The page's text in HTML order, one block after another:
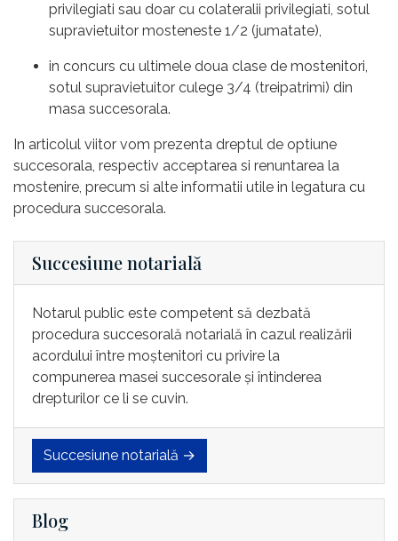
privilegiati sau doar cu colateralii privilegiati, sotul
supravietuitor mosteneste 1/2 (jumatate),
in concurs cu ultimele doua clase de mostenitori,
sotul supravietuitor culege 3/4 (treipatrimi) din
masa succesorala.
In articolul viitor vom prezenta dreptul de optiune
succesorala, respectiv acceptarea si renuntarea la
mostenire, precum si alte informatii utile in legatura cu
procedura succesorala.
Succesiune notarială
Notarul public este competent să dezbată
procedura succesorală notarială în cazul realizării
acordului între moștenitori cu privire la
compunerea masei succesorale și întinderea
drepturilor ce li se cuvin.
Succesiune notarială →
Blog